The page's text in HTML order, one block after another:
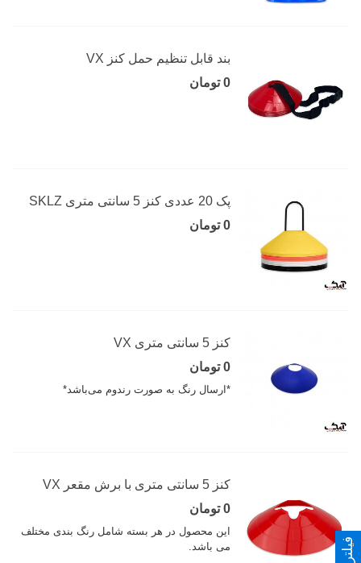
بند قابل تنظیم حمل کنز VX
0 تومان
پک 20 عددی کنز 5 سانتی متری SKLZ
0 تومان
کنز 5 سانتی متری VX
0 تومان
*ارسال رنگ به صورت رندوم می‌باشد*
کنز 5 سانتی متری با برش مقعر VX
0 تومان
این محصول در هر بسته شامل رنگ بندی مختلف
می باشد.